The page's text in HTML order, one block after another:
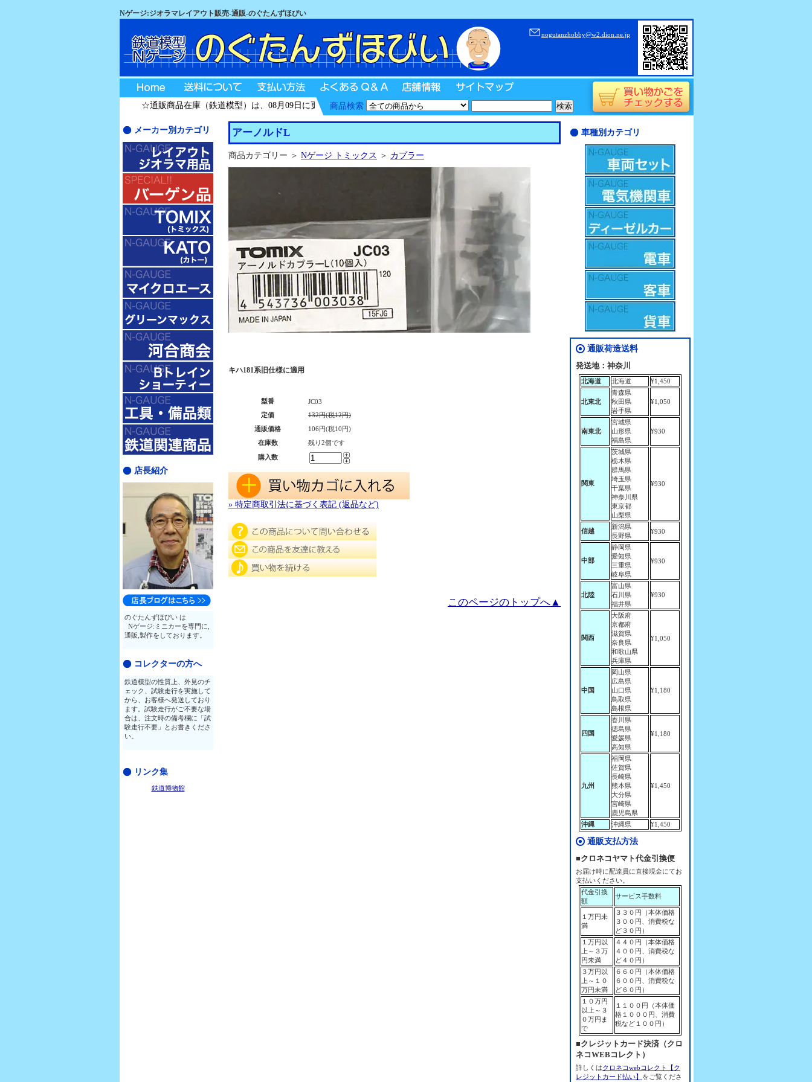
Nゲージ:ジオラマレイアウト販売-通販-のぐたんずほびい
nogutanzhobby@w2.dion.ne.jp
☆通販商品在庫（鉄道模型）は、08月09日に更新 商品検索
アーノルドL
商品カテゴリー ＞ Nゲージ トミックス ＞ カプラー
キハ181系旧仕様に適用
型番
JC03
定価
132円(税12円)
通販価格
106円(税10円)
在庫数
残り2個です
購入数
» 特定商取引法に基づく表記 (返品など)
このページのトップへ▲
メーカー別カテゴリ
店長紹介
のぐたんずほびい は
Nゲージ:ミニカーを専門に,
通販,製作をしております。
コレクターの方へ
鉄道模型の性質上、外見のチ
ェック、試験走行を実施して
から、お客様へ発送しており
ます。試験走行がご不要な場
合は、注文時の備考欄に「試
験走行不要」とお書きくださ
い。
リンク集
鉄道博物館
車種別カテゴリ
通販荷造送料
発送地：神奈川
北海道 北海道 ¥1,450
北東北
青森県
秋田県
岩手県
¥1,050
南東北
宮城県
山形県
福島県
¥930
関東
茨城県
栃木県
群馬県
埼玉県
千葉県
神奈川県
東京都
山梨県
¥930
信越
新潟県
長野県
¥930
中部
静岡県
愛知県
三重県
岐阜県
¥930
北陸
富山県
石川県
福井県
¥930
関西
大阪府
京都府
滋賀県
奈良県
和歌山県
兵庫県
¥1,050
中国
岡山県
広島県
山口県
鳥取県
島根県
¥1,180
四国
香川県
徳島県
愛媛県
高知県
¥1,180
九州
福岡県
佐賀県
長崎県
熊本県
大分県
宮崎県
鹿児島県
¥1,450
沖縄 沖縄県 ¥1,450
通販支払方法
■クロネコヤマト代金引換便
お届け時に配達員に直接現金にてお
支払いください。
代金引換
額
サービス手数料
１万円未
満
３３０円（本体価格
３００円、消費税な
ど３０円）
１万円以
上～３万
円未満
４４０円（本体価格
４００円、消費税な
ど４０円）
３万円以
上～１０
万円未満
６６０円（本体価格
６００円、消費税な
ど６０円）
１０万円
以上～３
０万円ま
で
１１００円（本体価
格１０００円、消費
税など１００円）
■クレジットカード決済（クロ
ネコWEBコレクト）
詳しくはクロネコwebコレクト【ク
レジットカード払い】 をご覧くださ